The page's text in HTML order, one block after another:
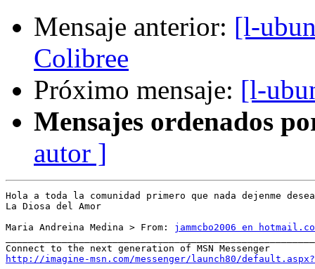
Mensaje anterior: [l-
Colibree
Próximo mensaje: [l-
Mensajes ordenados
autor ]
Hola a toda la comunidad primero que nada dejenme
La Diosa del Amor
Maria Andreina Medina > From: jammcbo2006 en
http://imagine-msn.com/messenger/launch80/